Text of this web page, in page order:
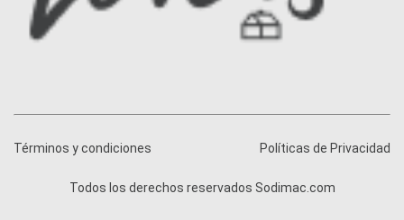
Términos y condiciones Políticas de Privacidad
Todos los derechos reservados Sodimac.com